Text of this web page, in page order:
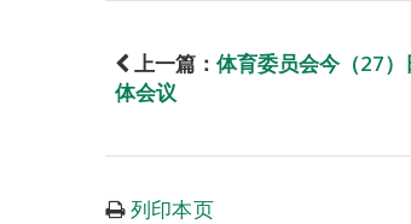
上一篇： 体育委员会今（27）
体会议
列印本页